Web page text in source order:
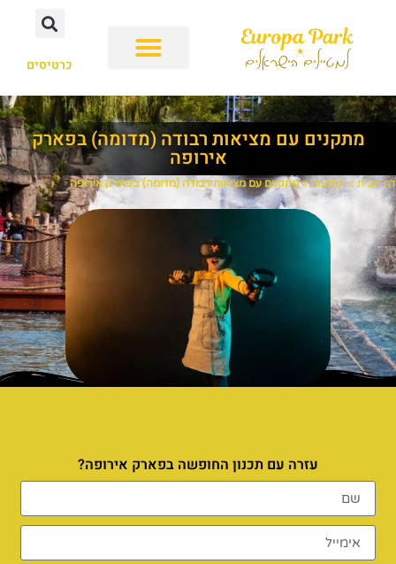
כרטיסים
מתקנים עם מציאות רבודה (מדומה) בפארק
אירופה
דף הבית » המלצות»מתקנים עם מציאות רבודה (מדומה) בפארק אירופה
עזרה עם תכנון החופשה בפארק אירופה?